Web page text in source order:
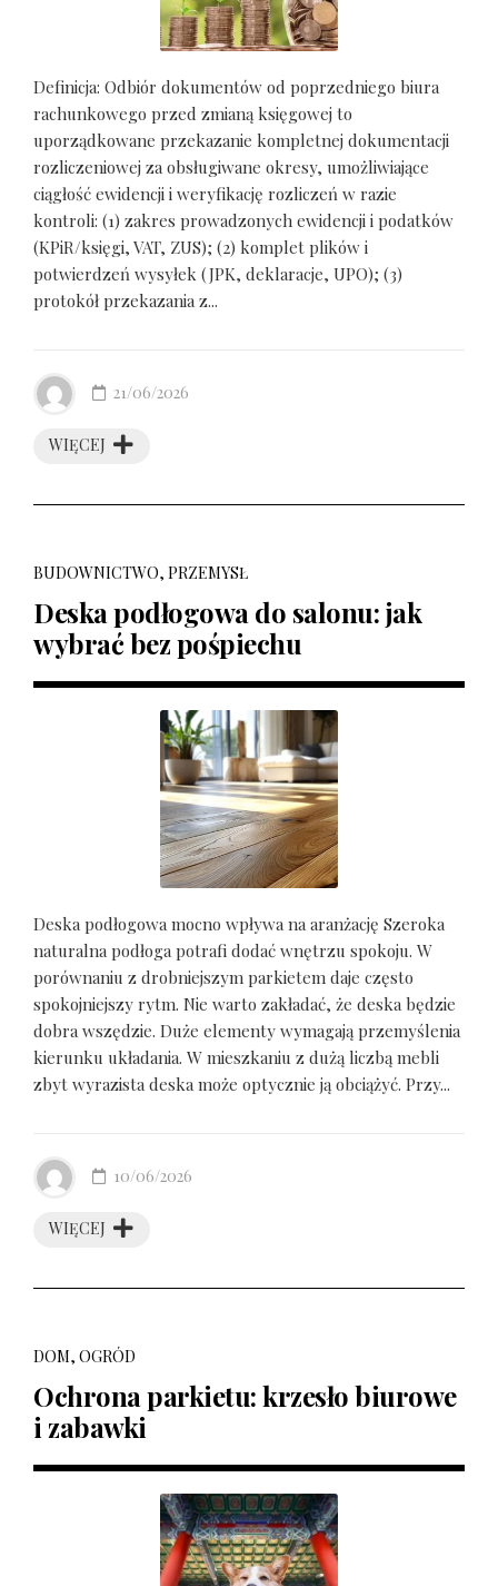
Definicja: Odbiór dokumentów od poprzedniego biura
rachunkowego przed zmianą księgowej to
uporządkowane przekazanie kompletnej dokumentacji
rozliczeniowej za obsługiwane okresy, umożliwiające
ciągłość ewidencji i weryfikację rozliczeń w razie
kontroli: (1) zakres prowadzonych ewidencji i podatków
(KPiR/księgi, VAT, ZUS); (2) komplet plików i
potwierdzeń wysyłek (JPK, deklaracje, UPO); (3)
protokół przekazania z...
WIĘCEJ
21/06/2026
BUDOWNICTWO, PRZEMYSŁ
Deska podłogowa do salonu: jak
wybrać bez pośpiechu
Deska podłogowa mocno wpływa na aranżację Szeroka
naturalna podłoga potrafi dodać wnętrzu spokoju. W
porównaniu z drobniejszym parkietem daje często
spokojniejszy rytm. Nie warto zakładać, że deska będzie
dobra wszędzie. Duże elementy wymagają przemyślenia
kierunku układania. W mieszkaniu z dużą liczbą mebli
zbyt wyrazista deska może optycznie ją obciążyć. Przy...
WIĘCEJ
10/06/2026
DOM, OGRÓD
Ochrona parkietu: krzesło biurowe
i zabawki